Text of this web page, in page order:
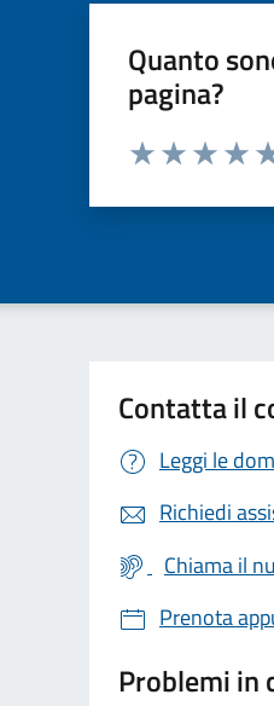
Quanto
pagina?
Valuta da 1 a 5 stelle
Contatta il
Leggi le
Richiedi
Chiama il
Prenota
Problemi in